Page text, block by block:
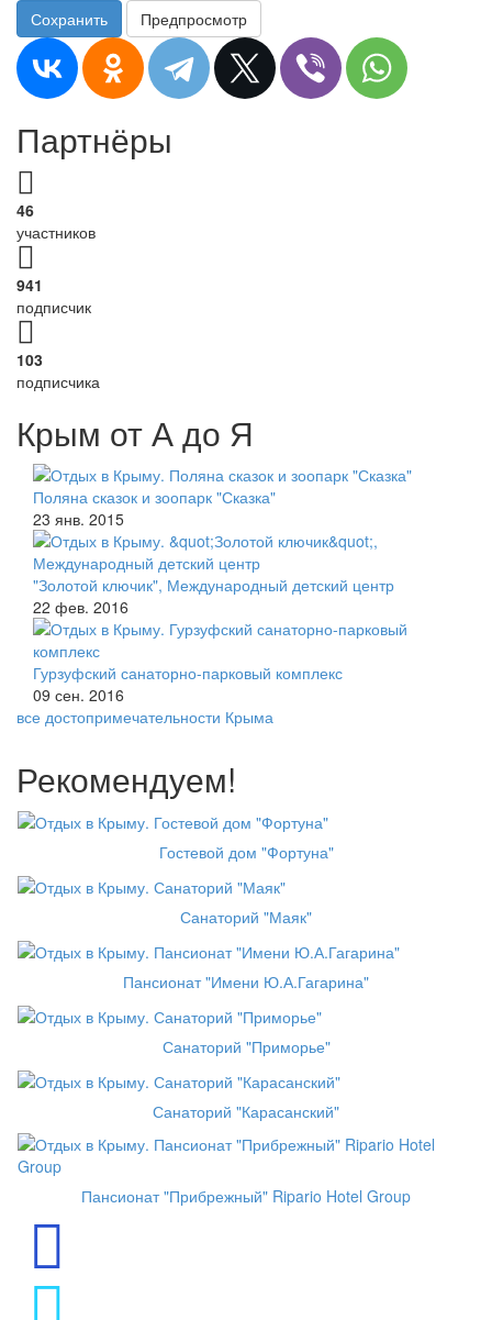
Сохранить Предпросмотр
Партнёры
46
участников
941
подписчик
103
подписчика
Крым от А до Я
Поляна сказок и зоопарк "Сказка"
23 янв. 2015
"Золотой ключик", Международный детский центр
22 фев. 2016
Гурзуфский санаторно-парковый комплекс
09 сен. 2016
все достопримечательности Крыма
Рекомендуем!
Гостевой дом "Фортуна"
Санаторий "Маяк"
Пансионат "Имени Ю.А.Гагарина"
Санаторий "Приморье"
Санаторий "Карасанский"
Пансионат "Прибрежный" Ripario Hotel Group